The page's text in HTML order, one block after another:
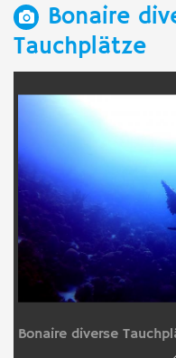
Bonaire
Tauchplätze
Bonaire diverse